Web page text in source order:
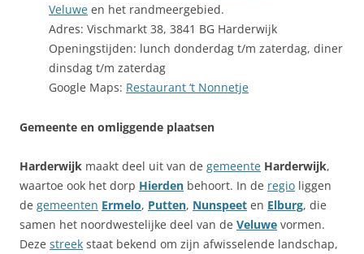
Veluwe en het randmeergebied.
Adres: Vischmarkt 38, 3841 BG Harderwijk
Openingstijden: lunch donderdag t/m zaterdag, diner
dinsdag t/m zaterdag
Google Maps: Restaurant ‘t Nonnetje
Gemeente en omliggende plaatsen
Harderwijk maakt deel uit van de gemeente Harderwijk,
waartoe ook het dorp Hierden behoort. In de regio liggen
de gemeenten Ermelo, Putten, Nunspeet en Elburg, die
samen het noordwestelijke deel van de Veluwe vormen.
Deze streek staat bekend om zijn afwisselende landschap,